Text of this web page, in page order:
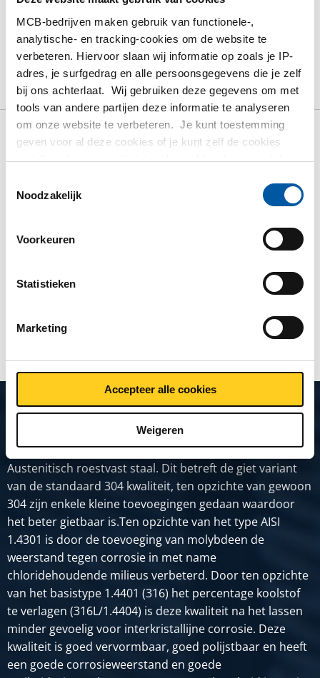
MCB-bedrijven maken gebruik van functionele-,
analytische- en tracking-cookies om de website te
verbeteren. Hiervoor slaan wij informatie op zoals je IP-
adres, je surfgedrag en alle persoonsgegevens die je zelf
bij ons achterlaat. Wij gebruiken deze gegevens om met
tools van andere partijen deze informatie te analyseren
om onze website te verbeteren. Je kunt toestemming
geven voor al deze cookies of je kunt zelf de cookies
instellen als je niet wilt dat wij bepaalde informatie delen.
partijen waarmee wij samenwerken vind je in ons
Noodzakelijk
Voorkeuren
Statistieken
Marketing
Accepteer alle cookies
Weigeren
PRODUCT
PRODUCT OMSCHRIJVING
BRUTO PRIJSLIJST
DOWNLOADS
SPECIFICATIES
Bruto prijslijst: Rvs 1.4408
laskoppeling 3-dl con BSP
Prijzen in Euro per: 0 Stuks
TOON MEER
Productomschrijving
Austenitisch roestvast staal. Dit betreft de giet variant
van de standaard 304 kwaliteit, ten opzichte van gewoon
304 zijn enkele kleine toevoegingen gedaan waardoor
het beter gietbaar is.Ten opzichte van het type AISI
1.4301 is door de toevoeging van molybdeen de
weerstand tegen corrosie in met name
chloridehoudende milieus verbeterd. Door ten opzichte
van het basistype 1.4401 (316) het percentage koolstof
te verlagen (316L/1.4404) is deze kwaliteit na het lassen
minder gevoelig voor interkristallijne corrosie. Deze
kwaliteit is goed vervormbaar, goed polijstbaar en heeft
een goede corrosieweerstand en goede